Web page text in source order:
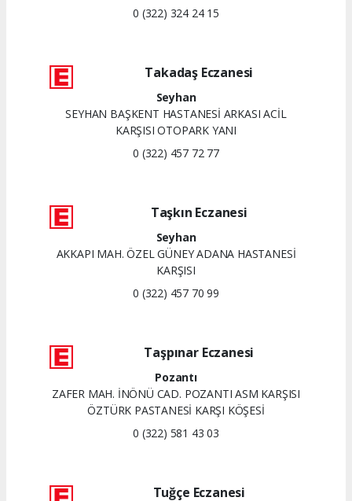
0 (322) 324 24 15
Takadaş Eczanesi
Seyhan
SEYHAN BAŞKENT HASTANESİ ARKASI ACİL
KARŞISI OTOPARK YANI
0 (322) 457 72 77
Taşkın Eczanesi
Seyhan
AKKAPI MAH. ÖZEL GÜNEY ADANA HASTANESİ
KARŞISI
0 (322) 457 70 99
Taşpınar Eczanesi
Pozantı
ZAFER MAH. İNÖNÜ CAD. POZANTI ASM KARŞISI
ÖZTÜRK PASTANESİ KARŞI KÖŞESİ
0 (322) 581 43 03
Tuğçe Eczanesi